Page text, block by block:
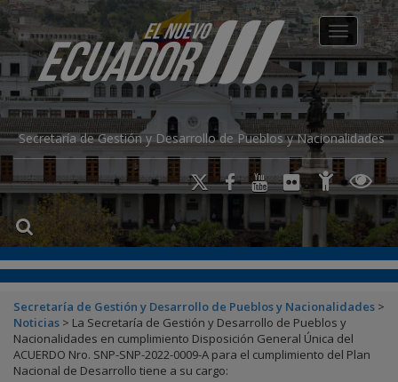
Secretaría de Gestión y Desarrollo de Pueblos y Nacionalidades
Toggle
Secretaría de Gestión y Desarrollo de Pueblos y Nacionalidades >
Noticias > La Secretaría de Gestión y Desarrollo de Pueblos y
Nacionalidades en cumplimiento Disposición General Única del
ACUERDO Nro. SNP-SNP-2022-0009-A para el cumplimiento del Plan
Nacional de Desarrollo tiene a su cargo:
modal-check